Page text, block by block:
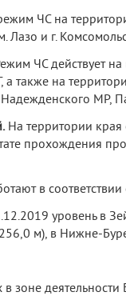
ЧС на
Лазо и г.
ЧС действует
также на
МР,
На территории края
прохождения
в
уровень в
м), в Нижне-
зоне деятельности